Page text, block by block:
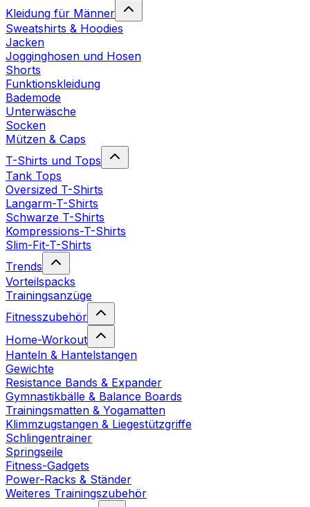
Kleidung für Männer
Sweatshirts & Hoodies
Jacken
Jogginghosen und Hosen
Shorts
Funktionskleidung
Bademode
Unterwäsche
Socken
Mützen & Caps
T-Shirts und Tops
Tank Tops
Oversized T-Shirts
Langarm-T-Shirts
Schwarze T-Shirts
Kompressions-T-Shirts
Slim-Fit-T-Shirts
Trends
Vorteilspacks
Trainingsanzüge
Fitnesszubehör
Home-Workout
Hanteln & Hantelstangen
Gewichte
Resistance Bands & Expander
Gymnastikbälle & Balance Boards
Trainingsmatten & Yogamatten
Klimmzugstangen & Liegestützgriffe
Schlingentrainer
Springseile
Fitness-Gadgets
Power-Racks & Ständer
Weiteres Trainingszubehör